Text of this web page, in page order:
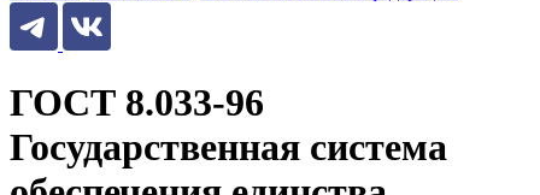
ГОСТ 8.033-96
Государственная система